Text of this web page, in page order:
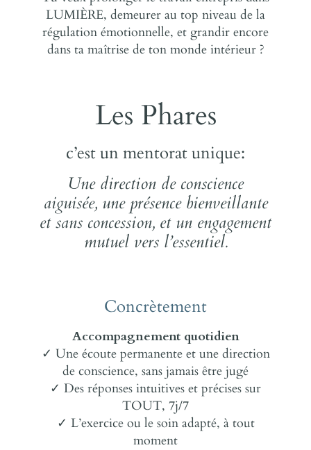
LUMIÈRE, demeurer au top niveau de la
régulation émotionnelle, et grandir encore
dans ta maîtrise de ton monde intérieur ?
Les Phares
c’est un mentorat unique:
Une direction de conscience
aiguisée, une présence bienveillante
et sans concession, et un engagement
mutuel vers l’essentiel.
Concrètement
Accompagnement quotidien
✓ Une écoute permanente et une direction
de conscience, sans jamais être jugé
✓ Des réponses intuitives et précises sur
TOUT, 7j/7
✓ L’exercice ou le soin adapté, à tout
moment